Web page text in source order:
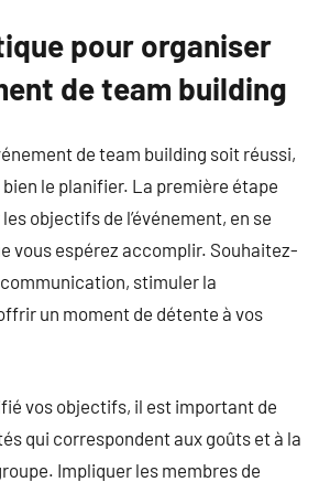
pour organiser
de team building
de team building soit réussi,
le planifier. La première étape
objectifs de l’événement, en se
vous espérez accomplir. Souhaitez-
stimuler la
un moment de détente à vos
vos objectifs, il est important de
qui correspondent aux goûts et à la
Impliquer les membres de